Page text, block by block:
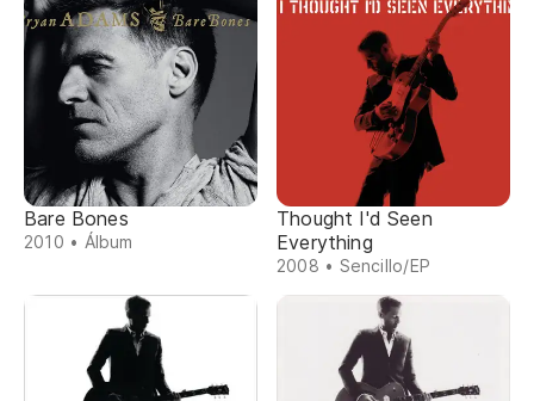
Bare Bones
2010 • Álbum
Thought I'd Seen
Everything
2008 • Sencillo/EP